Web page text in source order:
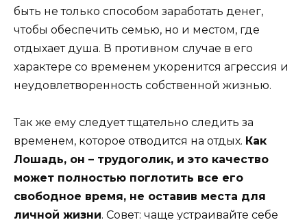
быть не только способом заработать денег,
чтобы обеспечить семью, но и местом, где
отдыхает душа. В противном случае в его
характере со временем укоренится агрессия и
неудовлетворенность собственной жизнью.
Так же ему следует тщательно следить за
временем, которое отводится на отдых. Как
Лошадь, он – трудоголик, и это качество
может полностью поглотить все его
свободное время, не оставив места для
личной жизни. Совет: чаще устраивайте себе